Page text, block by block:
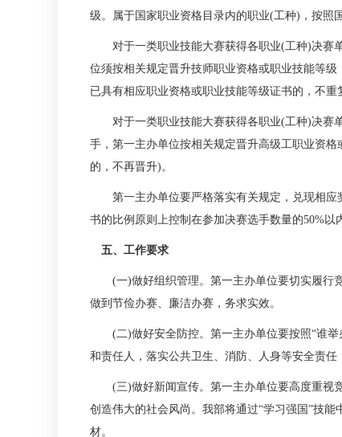
级。属于国家职业资格目录内的职业(工种)，按照
对于一类职业技能大赛获得各职业(工种)决赛单
位须按相关规定晋升技师职业资格或职业技能等
已具有相应职业资格或职业技能等级证书的，不重
对于一类职业技能大赛获得各职业(工种)决赛
手，第一主办单位按相关规定晋升高级工职业资
的，不再晋升)。
第一主办单位要严格落实有关规定，兑现相应
书的比例原则上控制在参加决赛选手数量的50%以
五、工作要求
(一)做好组织管理。第一主办单位要切实履行竞
做到节俭办赛、廉洁办赛，务求实效。
(二)做好安全防控。第一主办单位要按照“谁举
和责任人，落实公共卫生、消防、人身等安全责任
(三)做好新闻宣传。第一主办单位要高度重视竞
创造伟大的社会风尚。我部将通过“学习强国”技
材。